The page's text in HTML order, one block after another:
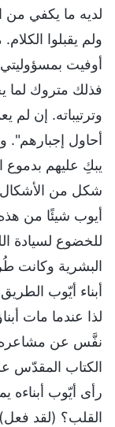
لديه ما يكفي من
ولم يقبلوا
أوفيت
فذلك متروك لما
وترتيباته. إن لم
أحاول إجبارهم".
يبكِ عليهم بدموع
شكل من الأشكال.
أيوب شيئًا من
للخضوع لسيادة
البشرية وكانت
أبناء أيّوب
لذا عندما مات
نفَّس عن
الكتاب المقدّس
رأى أيّوب أبناءه
القلب؟ (لقد